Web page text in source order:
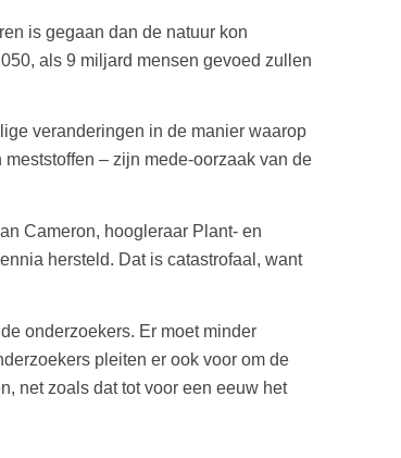
is gegaan dan de natuur kon
als 9 miljard mensen gevoed zullen
veranderingen in de manier waarop
– zijn mede-oorzaak van de
Cameron, hoogleraar Plant- en
hersteld. Dat is catastrofaal, want
onderzoekers. Er moet minder
pleiten er ook voor om de
net zoals dat tot voor een eeuw het